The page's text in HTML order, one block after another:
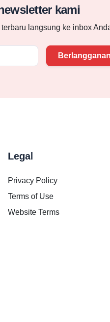
kami
langsung ke inbox
Berlangganan
Legal
Privacy Policy
Terms of Use
Website Terms